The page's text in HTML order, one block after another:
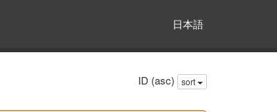
日本語
ID (asc) sort